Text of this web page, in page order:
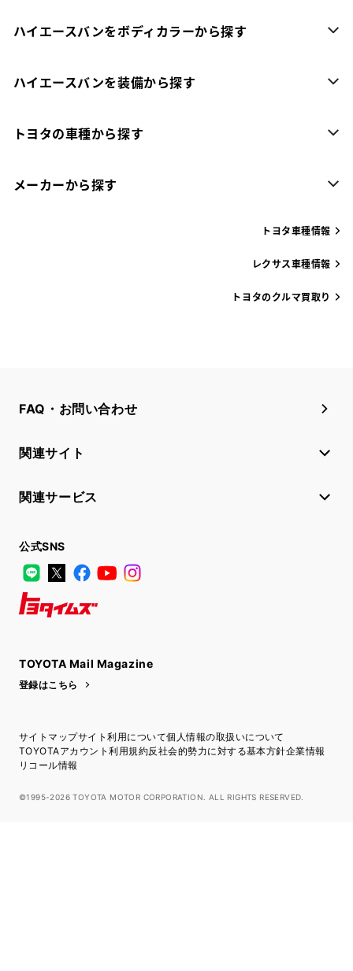
ハイエースバンをボディカラーから探す
ハイエースバンを装備から探す
トヨタの車種から探す
メーカーから探す
トヨタ車種情報
レクサス車種情報
トヨタのクルマ買取り
FAQ・お問い合わせ
関連サイト
関連サービス
公式SNS
LINE
X FacebookYouTube
TOYOTA Mail Magazine
登録はこちら
サイトマップサイト利用について個人情報の取扱いについて
TOYOTAアカウント利用規約反社会的勢力に対する基本方針企業情報
リコール情報
©1995-2026 TOYOTA MOTOR CORPORATION. ALL RIGHTS RESERVED.